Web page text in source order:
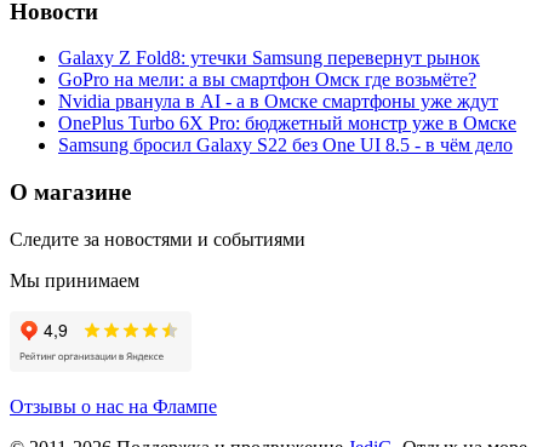
Новости
Galaxy Z Fold8: утечки Samsung перевернут рынок
GoPro на мели: а вы смартфон Омск где возьмёте?
Nvidia рванула в AI - а в Омске смартфоны уже ждут
OnePlus Turbo 6X Pro: бюджетный монстр уже в Омске
Samsung бросил Galaxy S22 без One UI 8.5 - в чём дело
О магазине
Следите за новостями и событиями
Мы принимаем
Отзывы о нас на Флампе